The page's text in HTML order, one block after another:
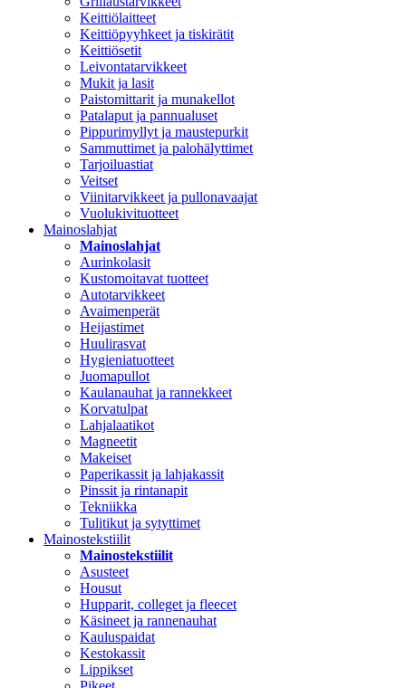
Keittiölaitteet
Keittiöpyyhkeet ja tiskirätit
Keittiösetit
Leivontatarvikkeet
Mukit ja lasit
Paistomittarit ja munakellot
Patalaput ja pannualuset
Pippurimyllyt ja maustepurkit
Sammuttimet ja palohälyttimet
Tarjoiluastiat
Veitset
Viinitarvikkeet ja pullonavaajat
Vuolukivituotteet
Mainoslahjat
Mainoslahjat
Aurinkolasit
Kustomoitavat tuotteet
Autotarvikkeet
Avaimenperät
Heijastimet
Huulirasvat
Hygieniatuotteet
Juomapullot
Kaulanauhat ja rannekkeet
Korvatulpat
Lahjalaatikot
Magneetit
Makeiset
Paperikassit ja lahjakassit
Pinssit ja rintanapit
Tekniikka
Tulitikut ja sytyttimet
Mainostekstiilit
Mainostekstiilit
Asusteet
Housut
Hupparit, colleget ja fleecet
Käsineet ja rannenauhat
Kauluspaidat
Kestokassit
Lippikset